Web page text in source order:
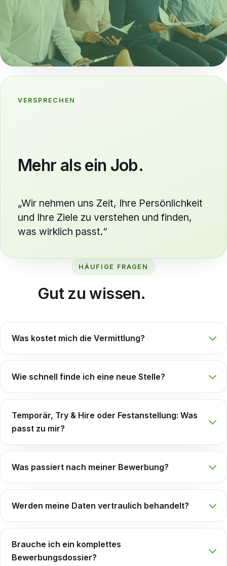
VERSPRECHEN
Mehr als ein Job.
„Wir nehmen uns Zeit, Ihre Persönlichkeit
und Ihre Ziele zu verstehen und finden,
was wirklich passt.“
HÄUFIGE FRAGEN
Gut zu wissen.
Was kostet mich die Vermittlung?
Wie schnell finde ich eine neue Stelle?
Temporär, Try & Hire oder Festanstellung: Was
passt zu mir?
Was passiert nach meiner Bewerbung?
Werden meine Daten vertraulich behandelt?
Brauche ich ein komplettes
Bewerbungsdossier?